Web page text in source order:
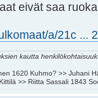
eivät saa
a/21c ...
kautta
1620 Kuhmo? >> Juhani
>> Riitta Sassali 1843